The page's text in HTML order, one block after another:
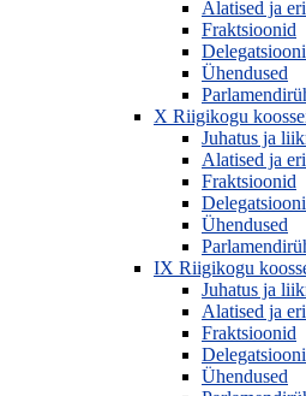
Alatised ja
Fraktsioonid
Ühendused
X Riigikogu
Juhatus ja
Alatised ja
Fraktsioonid
Ühendused
IX Riigikogu
Juhatus ja
Alatised ja
Fraktsioonid
Ühendused